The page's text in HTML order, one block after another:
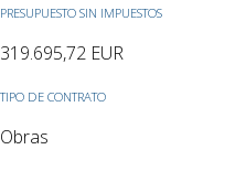
PRESUPUESTO SIN IMPUESTOS
319.695,72 EUR
TIPO DE CONTRATO
Obras